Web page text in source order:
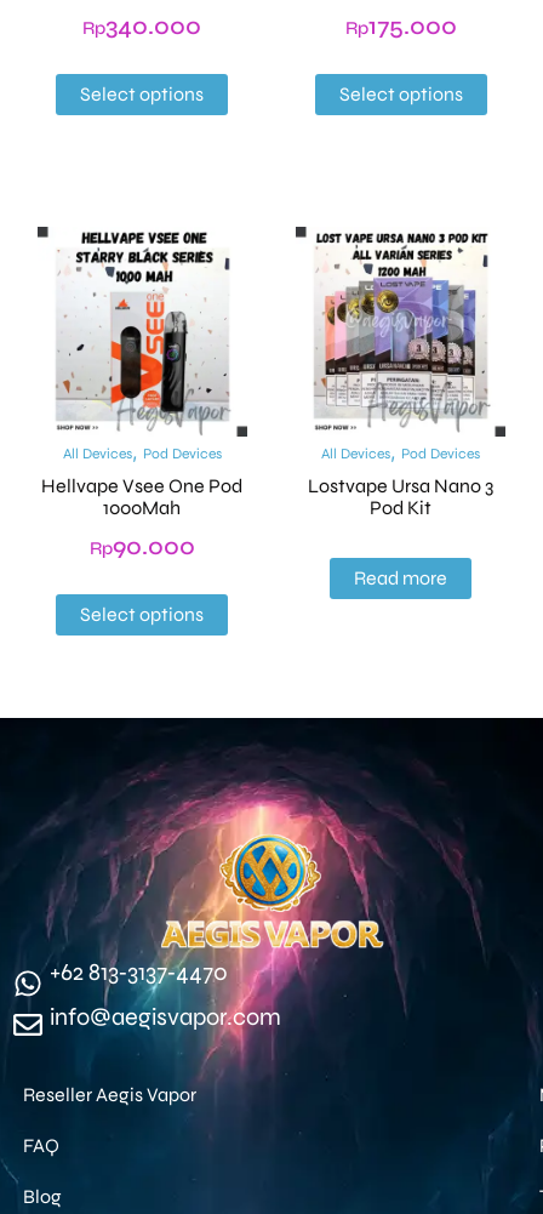
Rp340.000
Select options
Rp175.000
Select options
All Devices, Pod Devices
Hellvape Vsee One Pod
1000Mah
Rp90.000
Select options
All Devices, Pod Devices
Lostvape Ursa Nano 3
Pod Kit
Read more
‪+62 813‑3137‑4470‬
info@aegisvapor.com
Reseller Aegis Vapor
FAQ
Blog